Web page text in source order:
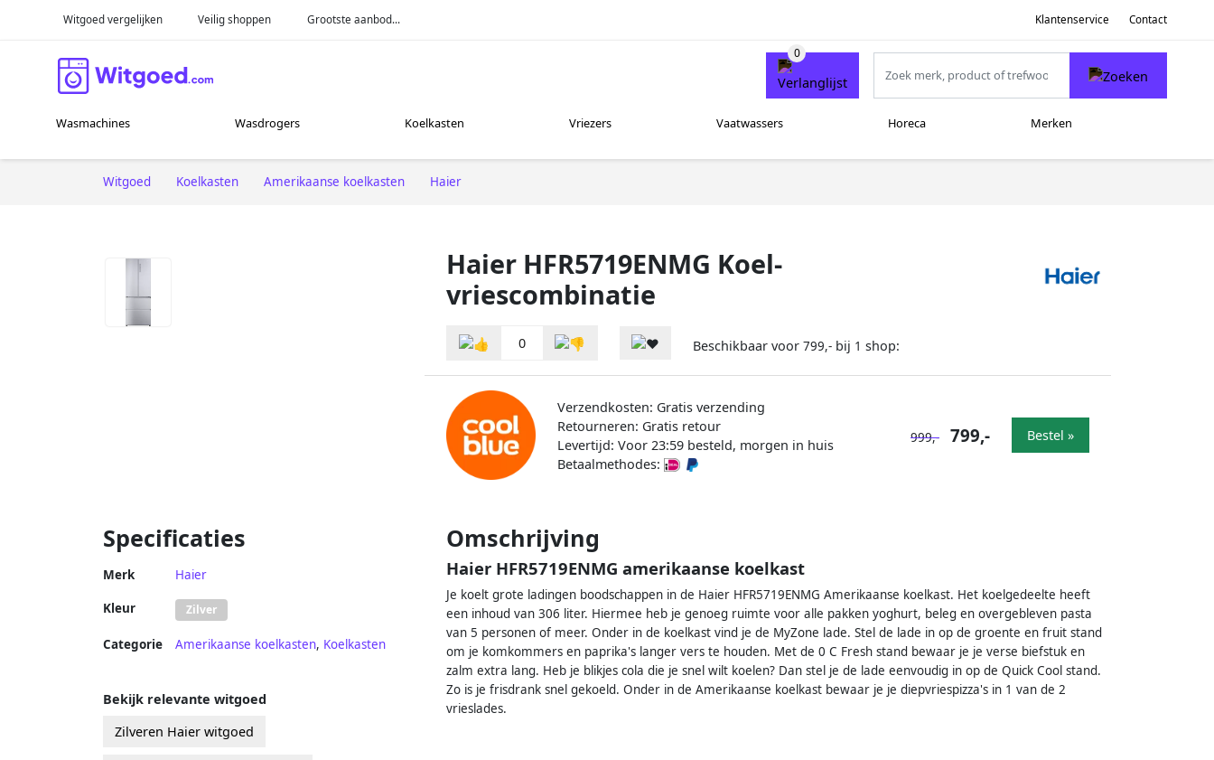
Witgoed vergelijken Veilig shoppen Grootste aanbod... Klantenservice Contact
Wasmachines Wasdrogers Koelkasten Vriezers Vaatwassers Horeca Merken
Witgoed Koelkasten Amerikaanse koelkasten Haier
Haier HFR5719ENMG Koel-
vriescombinatie
0 Beschikbaar voor 799,- bij 1 shop:
Verzendkosten: Gratis verzending
Retourneren: Gratis retour
Levertijd: Voor 23:59 besteld, morgen in huis
Betaalmethodes:
999,- 799,- Bestel »
Specificaties
Merk Haier
Kleur Zilver
Categorie Amerikaanse koelkasten, Koelkasten
Omschrijving
Haier HFR5719ENMG amerikaanse koelkast
Je koelt grote ladingen boodschappen in de Haier HFR5719ENMG Amerikaanse koelkast. Het koelgedeelte heeft
een inhoud van 306 liter. Hiermee heb je genoeg ruimte voor alle pakken yoghurt, beleg en overgebleven pasta
van 5 personen of meer. Onder in de koelkast vind je de MyZone lade. Stel de lade in op de groente en fruit stand
om je komkommers en paprika's langer vers te houden. Met de 0 C Fresh stand bewaar je je verse biefstuk en
zalm extra lang. Heb je blikjes cola die je snel wilt koelen? Dan stel je de lade eenvoudig in op de Quick Cool stand.
Zo is je frisdrank snel gekoeld. Onder in de Amerikaanse koelkast bewaar je je diepvriespizza's in 1 van de 2
vrieslades.
Bekijk relevante witgoed
Zilveren Haier witgoed